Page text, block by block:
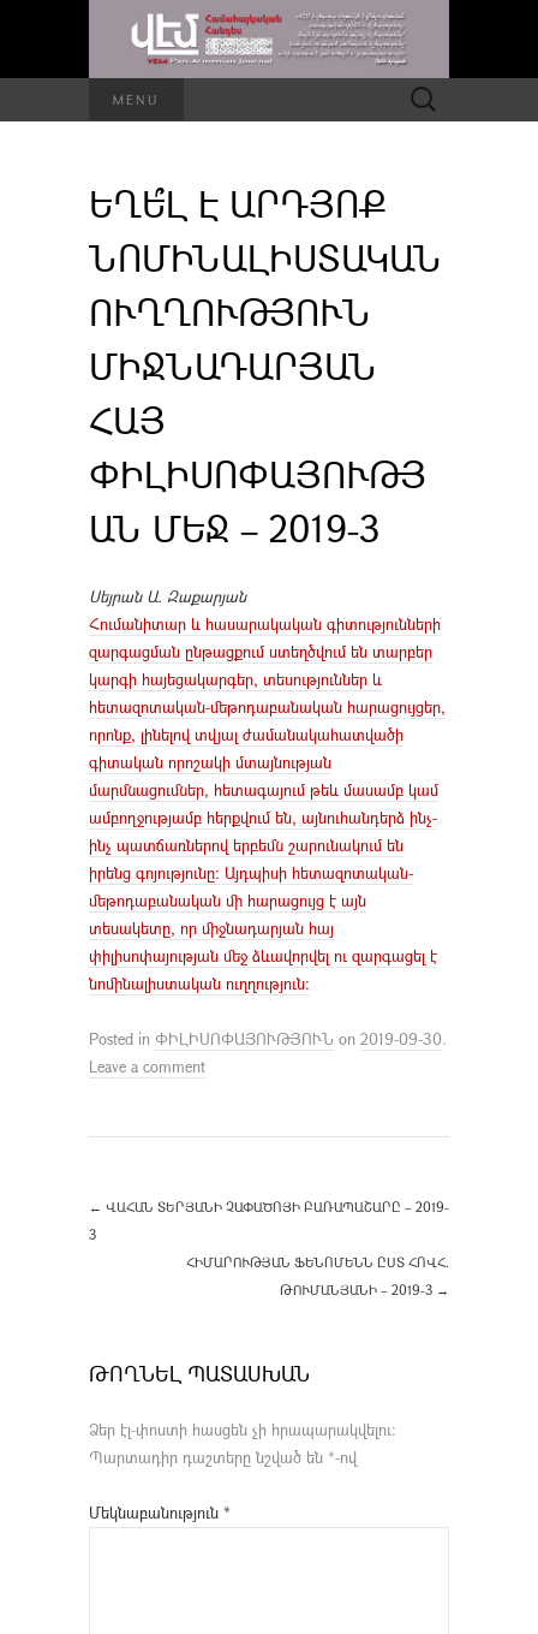
MENU Որոնել՝
ԵՂԵ՞Լ Է ԱՐԴՅՈՔ
ՆՈՄԻՆԱԼԻՍՏԱԿԱՆ
ՈՒՂՂՈՒԹՅՈՒՆ
ՄԻՋՆԱԴԱՐՅԱՆ
ՀԱՅ
ՓԻԼԻՍՈՓԱՅՈՒԹՅ
ԱՆ ՄԵՋ – 2019-3
Սեյրան Ա. Զաքարյան
Հումանիտար և հասարակական գիտությունների
զարգացման ընթացքում ստեղծվում են տարբեր
կարգի հայեցակարգեր, տեսություններ և
հետազոտական-մեթոդաբանական հարացույցեր,
որոնք, լինելով տվյալ ժամանակահատվածի
գիտական որոշակի մտայնության
մարմնացումներ, հետագայում թեև մասամբ կամ
ամբողջությամբ հերքվում են, այնուհանդերձ ինչ-
ինչ պատճառներով երբեմն շարունակում են
իրենց գոյությունը: Այդպիսի հետազոտական-
մեթոդաբանական մի հարացույց է այն
տեսակետը, որ միջնադարյան հայ
փիլիսոփայության մեջ ձևավորվել ու զարգացել է
նոմինալիստական ուղղություն:
Posted in ՓԻԼԻՍՈՓԱՅՈՒԹՅՈՒՆ on 2019-09-30.
Leave a comment
← ՎԱՀԱՆ ՏԵՐՅԱՆԻ ՉԱՓԱԾՈՅԻ ԲԱՌԱՊԱՇԱՐԸ – 2019-
3
ՀԻՄԱՐՈՒԹՅԱՆ ՖԵՆՈՄԵՆՆ ԸՍՏ ՀՈՎՀ.
ԹՈՒՄԱՆՅԱՆԻ – 2019-3 →
ԹՈՂՆԵԼ ՊԱՏԱՍԽԱՆ
Ձեր էլ-փոստի հասցեն չի հրապարակվելու։
Պարտադիր դաշտերը նշված են *-ով
Մեկնաբանություն *